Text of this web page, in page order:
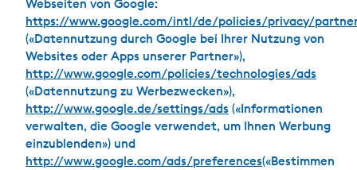
Webseiten von Google:
https://www.google.com/intl/de/policies/privacy/
(«Datennutzung durch Google bei Ihrer Nutzung von
Websites oder Apps unserer Partner»),
http://www.google.com/policies/technologies/ads
(«Datennutzung zu Werbezwecken»),
http://www.google.de/settings/ads («Informationen
verwalten, die Google verwendet, um Ihnen Werbung
einzublenden») und
http://www.google.com/ads/preferences(«Bestimmen